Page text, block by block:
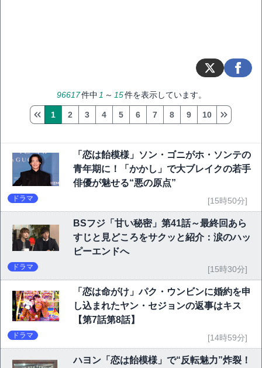
96617件中1 ～ 15件を表示しています。
1 2 3 4 5 6 7 8 9 10
「恋は飴模様」ソン・ゴニがホ・ソンテの
青年期に！「かかし」で大ブレイクの若手
俳優が魅せる“悪の原点”
ドラマ [15時50分]
BSフジ「甘い秘密」第41話～最終回あら
すじと見どころをサクッと紹介：涙のハッ
ピーエンドへ
ドラマ [15時30分]
「恋は命がけ」パク・ウンビンに婚約を申
し込まれたヤン・セジョンの返事はキス
【第7話第8話】
ドラマ [14時59分]
ハヨン「恋は飴模様」で“反転魅力”炸裂！